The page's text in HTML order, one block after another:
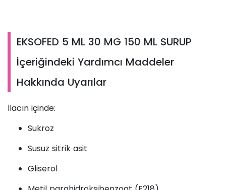
EKSOFED 5 ML 30 MG 150 ML SURUP
İçeriğindeki Yardımcı Maddeler
Hakkında Uyarılar
İlacın içinde:
Sukroz
Susuz sitrik asit
Gliserol